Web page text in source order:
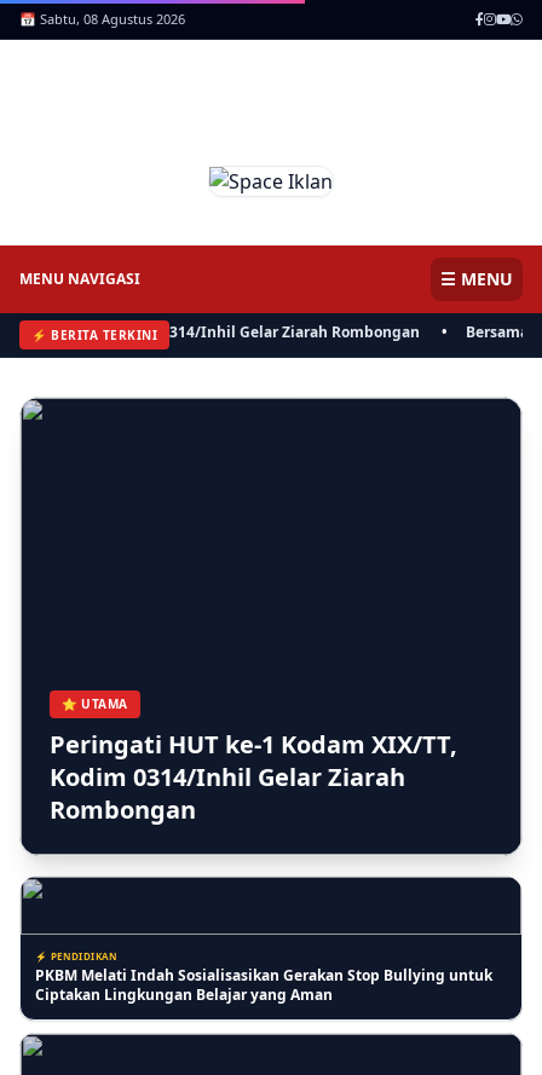
📅 Sabtu, 08 Agustus 2026
MENU NAVIGASI ☰ MENU
⚡ BERITA TERKINI
XIX/TT, Kodim 0314/Inhil Gelar Ziarah Rombongan• Bersama
⭐ UTAMA
Peringati HUT ke-1 Kodam XIX/TT,
Kodim 0314/Inhil Gelar Ziarah
Rombongan
Kasi Lantaskim Imigrasi Tembilahan Akui Harusnya tidak seperti
⚡ PENDIDIKAN
PKBM Melati Indah Sosialisasikan Gerakan Stop Bullying untuk
Ciptakan Lingkungan Belajar yang Aman